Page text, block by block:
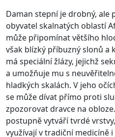
Daman stepní je drobný,
obyvatel skalnatých oblastí
může připomínat většího
však blízký příbuzný slonů a
má speciální žlázy, jejichž
a umožňuje mu s
hladkých skalách. V jeho
se může dívat přímo proti
zpozorovat dravce na
postupně vytváří tvrdé
využívají v tradiční medicíně